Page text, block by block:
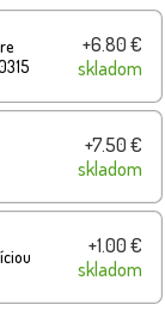
+6.80 €
skladom
+7.50 €
skladom
+1.00 €
skladom